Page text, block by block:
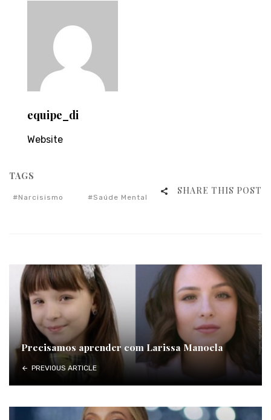
equipe_di
Website
TAGS
Narcisismo Saúde Mental
SHARE THIS POST
Precisamos aprender com Larissa Manoela
PREVIOUS ARTICLE